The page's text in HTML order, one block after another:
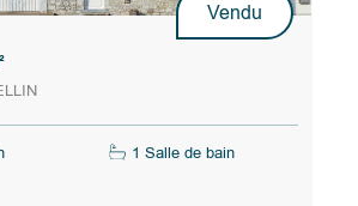
Vendu
1 Salle de bain